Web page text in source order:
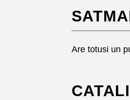
Are totusi un